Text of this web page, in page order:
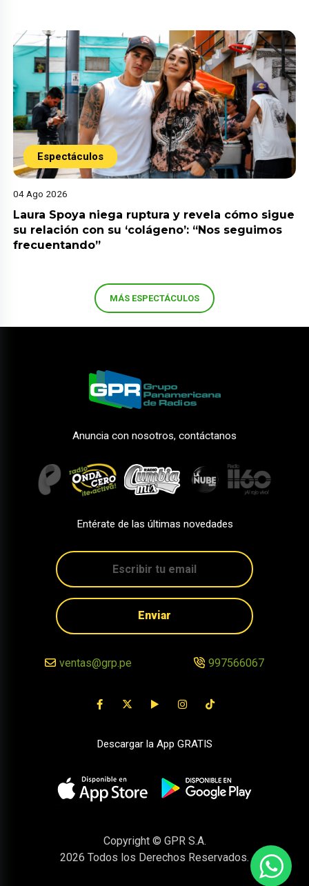
Espectáculos
04 Ago 2026
Laura Spoya niega ruptura y revela cómo sigue
su relación con su ‘colágeno’: “Nos seguimos
frecuentando”
MÁS ESPECTÁCULOS
Anuncia con nosotros, contáctanos
Entérate de las últimas novedades
Enviar
ventas@grp.pe 997566067
Descargar la App GRATIS
Copyright © GPR S.A.
2026 Todos los Derechos Reservados.